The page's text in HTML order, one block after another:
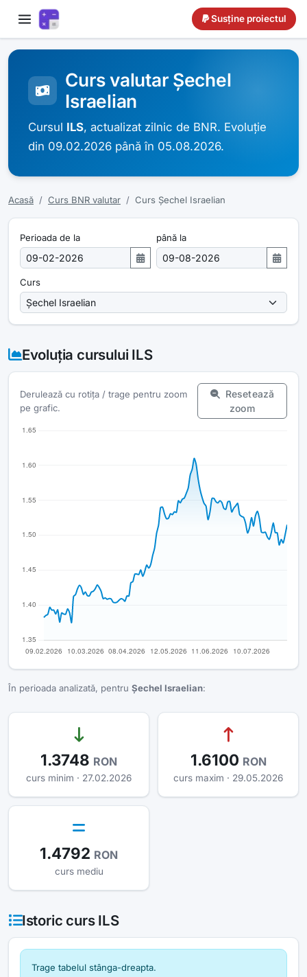
Susține proiectul
Curs valutar Șechel
Israelian
Cursul ILS, actualizat zilnic de BNR. Evoluție
din 09.02.2026 până în 05.08.2026.
Acasă Curs BNR valutar Curs Șechel Israelian
Perioada de la până la
Curs
Evoluția cursului ILS
Derulează cu rotița / trage pentru zoom
pe grafic.
Resetează
zoom
În perioada analizată, pentru Șechel Israelian:
1.3748 RON
curs minim · 27.02.2026
1.6100 RON
curs maxim · 29.05.2026
1.4792 RON
curs mediu
Istoric curs ILS
Trage tabelul stânga-dreapta.